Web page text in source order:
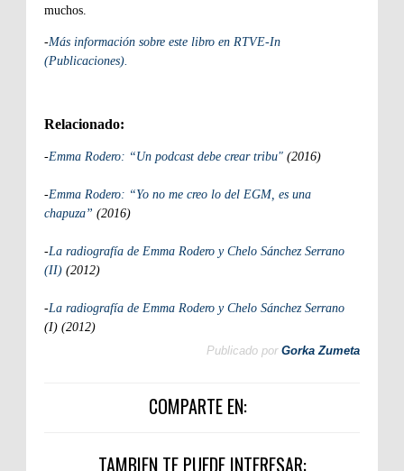
muchos.
-Más información sobre este libro en RTVE-In
(Publicaciones).
Relacionado:
-Emma Rodero: “Un podcast debe crear tribu" (2016)
-Emma Rodero: “Yo no me creo lo del EGM, es una
chapuza” (2016)
-La radiografía de Emma Rodero y Chelo Sánchez Serrano
(II) (2012)
-La radiografía de Emma Rodero y Chelo Sánchez Serrano
(I) (2012)
Publicado por Gorka Zumeta
COMPARTE EN:
TAMBIEN TE PUEDE INTERESAR: